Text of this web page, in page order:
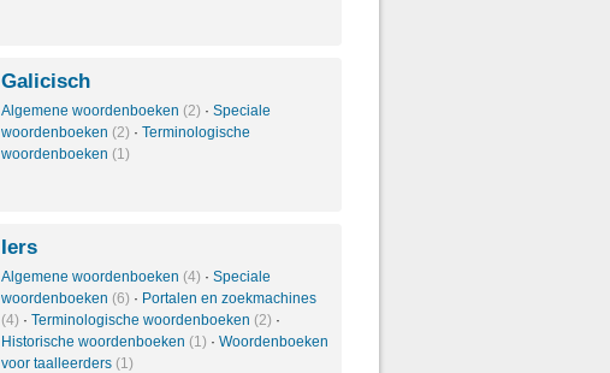
Galicisch
Algemene woordenboeken (2) · Speciale
woordenboeken (2) · Terminologische
woordenboeken (1)
Iers
Algemene woordenboeken (4) · Speciale
woordenboeken (6) · Portalen en zoekmachines
(4) · Terminologische woordenboeken (2) ·
Historische woordenboeken (1) · Woordenboeken
voor taalleerders (1)